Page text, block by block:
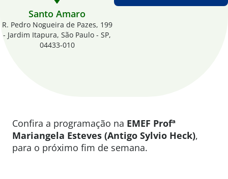
Santo Amaro
R. Pedro Nogueira de Pazes, 199
- Jardim Itapura, São Paulo - SP,
04433-010
Confira a programação na EMEF Profª
Mariangela Esteves (Antigo Sylvio Heck),
para o próximo fim de semana.